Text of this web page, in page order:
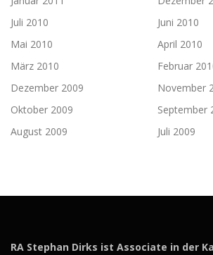
Juli 2010
Juni 2010
Mai 2010
April 2010
März 2010
Februar
Dezember 2009
November
Oktober 2009
September
August 2009
Juli 2009
RA Stephan Dirks ist Associate in der